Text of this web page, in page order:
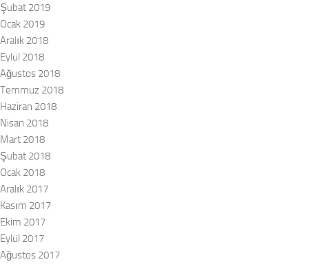
Şubat 2019
Ocak 2019
Aralık 2018
Eylül 2018
Ağustos 2018
Temmuz 2018
Haziran 2018
Nisan 2018
Mart 2018
Şubat 2018
Ocak 2018
Aralık 2017
Kasım 2017
Ekim 2017
Eylül 2017
Ağustos 2017